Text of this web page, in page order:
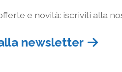
e novità: iscriviti alla
newsletter